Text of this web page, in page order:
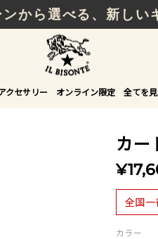
から選べる、新しい
クセサリー オンライン限定 全てを
カー
全国
カラー